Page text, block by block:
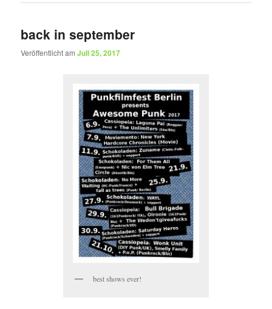
back in september
Veröffentlicht amJuli 25, 2017
best shows ever!